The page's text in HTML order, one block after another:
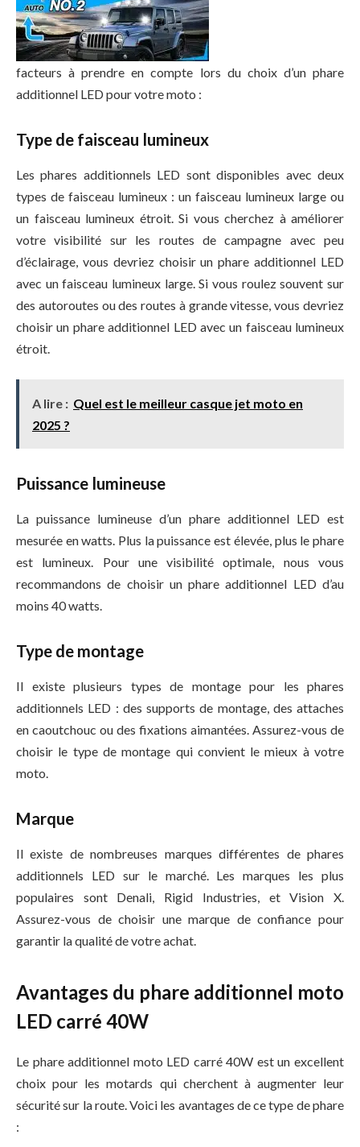
facteurs à prendre en compte lors du choix d’un phare
additionnel LED pour votre moto :
Type de faisceau lumineux
Les phares additionnels LED sont disponibles avec deux
types de faisceau lumineux : un faisceau lumineux large ou
un faisceau lumineux étroit. Si vous cherchez à améliorer
votre visibilité sur les routes de campagne avec peu
d’éclairage, vous devriez choisir un phare additionnel LED
avec un faisceau lumineux large. Si vous roulez souvent sur
des autoroutes ou des routes à grande vitesse, vous devriez
choisir un phare additionnel LED avec un faisceau lumineux
étroit.
A lire : Quel est le meilleur casque jet moto en
2025 ?
Puissance lumineuse
La puissance lumineuse d’un phare additionnel LED est
mesurée en watts. Plus la puissance est élevée, plus le phare
est lumineux. Pour une visibilité optimale, nous vous
recommandons de choisir un phare additionnel LED d’au
moins 40 watts.
Type de montage
Il existe plusieurs types de montage pour les phares
additionnels LED : des supports de montage, des attaches
en caoutchouc ou des fixations aimantées. Assurez-vous de
choisir le type de montage qui convient le mieux à votre
moto.
Marque
Il existe de nombreuses marques différentes de phares
additionnels LED sur le marché. Les marques les plus
populaires sont Denali, Rigid Industries, et Vision X.
Assurez-vous de choisir une marque de confiance pour
garantir la qualité de votre achat.
Avantages du phare additionnel moto
LED carré 40W
Le phare additionnel moto LED carré 40W est un excellent
choix pour les motards qui cherchent à augmenter leur
sécurité sur la route. Voici les avantages de ce type de phare
: